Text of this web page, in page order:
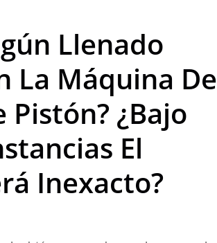
Llenado
La Máquina De
Pistón? ¿Bajo
El
Inexacto?